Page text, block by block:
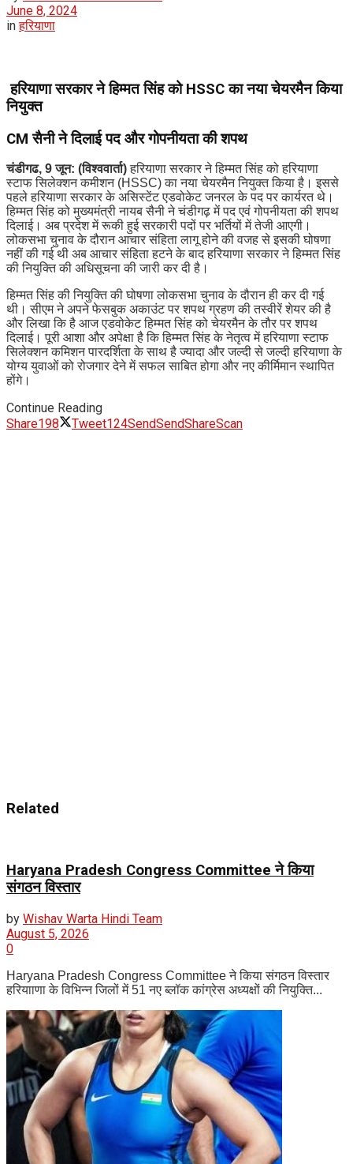
June 8, 2024
in हरियाणा
हरियाणा सरकार ने हिम्मत सिंह को HSSC का नया चेयरमैनकिया
नियुक्त
CM सैनी ने दिलाई पद और गोपनीयता की शपथ
चंडीगढ, 9 जून: (विश्ववार्ता)हरियाणा सरकार ने हिम्मत सिंह को हरियाणा
स्टाफ सिलेक्शन कमीशन (HSSC) का नया चेयरमैन नियुक्त किया है। इससे
पहले हरियाणा सरकार के असिस्टेंट एडवोकेट जनरल के पद पर कार्यरत थे।
हिम्मत सिंह को मुख्यमंत्री नायब सैनी ने चंडीगढ़ में पद एवं गोपनीयता की शपथ
दिलाई। अब प्रदेश में रूकी हुई सरकारी पदों पर भर्तियों में तेजी आएगी।
लोकसभा चुनाव के दौरान आचार संहिता लागू होने की वजह से इसकी घोषणा
नहीं की गई थी अब आचार संहिता हटने के बाद हरियाणा सरकार ने हिम्मत सिंह
की नियुक्ति की अधिसूचना की जारी कर दी है।
हिम्मत सिंह की नियुक्ति की घोषणा लोकसभा चुनाव के दौरान ही कर दी गई
थी। सीएम ने अपने फेसबुक अकाउंट पर शपथ ग्रहण की तस्वीरें शेयर की है
और लिखा कि है आज एडवोकेट हिम्मत सिंह को चेयरमैन के तौर पर शपथ
दिलाई। पूरी आशा और अपेक्षा है कि हिम्मत सिंह के नेतृत्व में हरियाणा स्टाफ
सिलेक्शन कमिशन पारदर्शिता के साथ है ज्यादा और जल्दी से जल्दी हरियाणा के
योग्य युवाओं को रोजगार देने में सफल साबित होगा और नए कीर्मिमान स्थापित
होंगे।
Continue Reading
Share198 Tweet124SendSendShareScan
Related
Haryana Pradesh Congress Committee ने किया
संगठन विस्तार
by Wishav Warta Hindi Team
August 5, 2026
0
Haryana Pradesh Congress Committee ने किया संगठन विस्तार
हरियााणा के विभिन्न जिलों में 51 नए ब्लॉक कांग्रेस अध्यक्षों की नियुक्ति...